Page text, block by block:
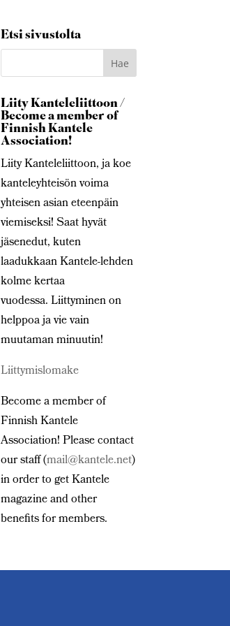
Etsi sivustolta
Liity Kanteleliittoon /
Become a member of
Finnish Kantele
Association!
Liity Kanteleliittoon, ja koe
kanteleyhteisön voima
yhteisen asian eteenpäin
viemiseksi! Saat hyvät
jäsenedut, kuten
laadukkaan Kantele-lehden
kolme kertaa
vuodessa. Liittyminen on
helppoa ja vie vain
muutaman minuutin!
Liittymislomake
Become a member of
Finnish Kantele
Association! Please contact
our staff (mail@kantele.net)
in order to get Kantele
magazine and other
benefits for members.